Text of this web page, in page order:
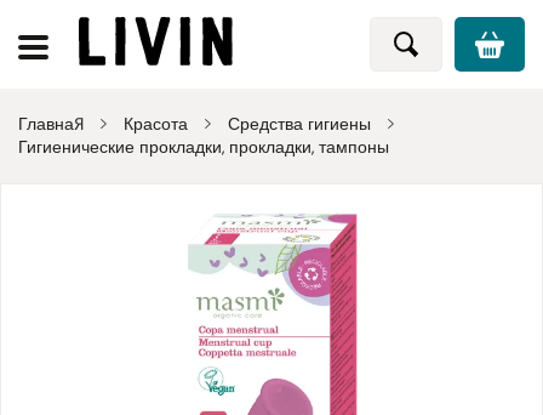
Главная Красота
Средства гигиены
Гигиенические прокладки, прокладки, тампоны